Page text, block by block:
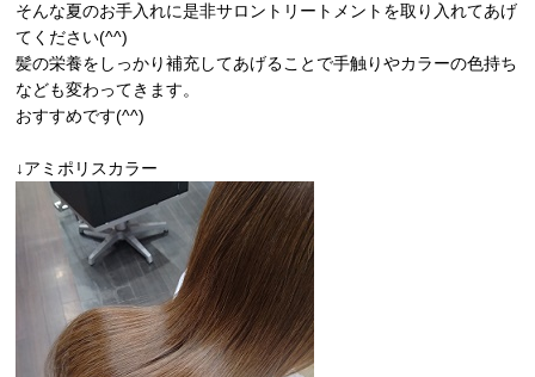
ONLINE SHOP
HAIRCARE
COMPANY
そんな夏のお手入れに是非サロントリートメントを取り入れてあげ
てください(^^)
髪の栄養をしっかり補充してあげることで手触りやカラーの色持ち
なども変わってきます。
おすすめです(^^)
↓アミポリスカラー